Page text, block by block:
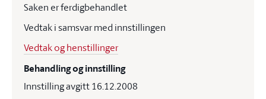
Saken er ferdigbehandlet
Vedtak i samsvar med innstillingen
Vedtak og henstillinger
Behandling og innstilling
Innstilling avgitt 16.12.2008